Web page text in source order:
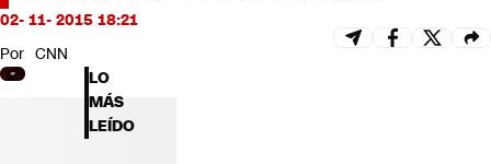
CNN tiempo
Futuro 360
Opinión
02- 11- 2015 18:21
Por CNN
LO
MÁS
LEÍDO